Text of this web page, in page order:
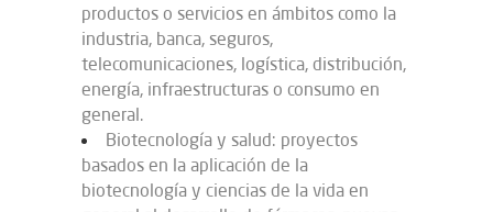
productos o servicios en ámbitos como la
industria, banca, seguros,
telecomunicaciones, logística, distribución,
energía, infraestructuras o consumo en
general.
Biotecnología y salud: proyectos
basados en la aplicación de la
biotecnología y ciencias de la vida en